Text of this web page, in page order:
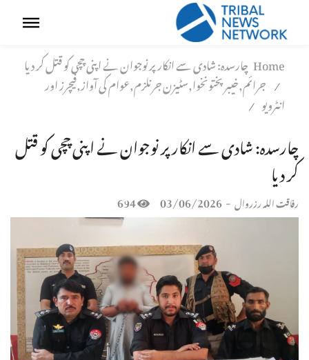
چارسدہ: شادی سے انکار پر نوجوان نے اپنی چچی کو قتل کر دیا Home
/ جرائم,خیبر پختونخوا,سٹیزن جرنلزم,عوام کی آواز,فیچرز اور
انٹرویو /
چارسدہ: شادی سے انکار پر نوجوان نے اپنی چچی کو قتل
کر دیا
رفاقت اللہ رزروال -
03/06/2026